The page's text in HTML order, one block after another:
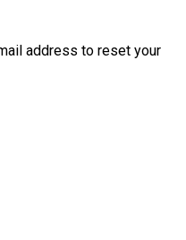
address to reset your